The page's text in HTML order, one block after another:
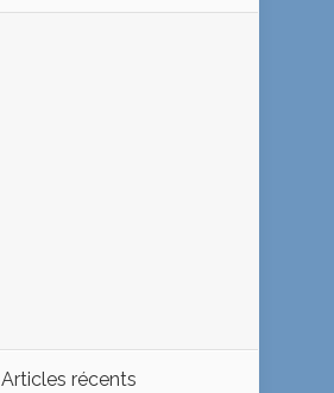
Articles récents